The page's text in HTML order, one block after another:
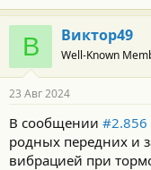
В Виктор49
Well-Known
23 Авг 2024
В сообщении #2.856
родных передних и
вибрацией при